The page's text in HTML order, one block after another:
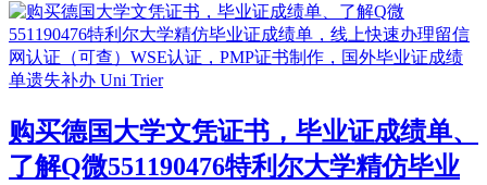
购买德国大学文凭证书，毕业证成绩单、
了解Q微551190476特利尔大学精仿毕业